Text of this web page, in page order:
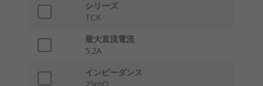
シリーズ
TCK
最大直流電流
5.2A
インピーダンス